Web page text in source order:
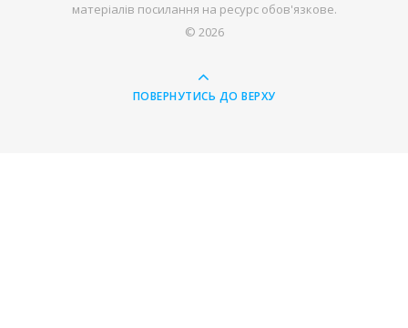
матеріалів посилання на ресурс обов'язкове.
© 2026
ПОВЕРНУТИСЬ ДО ВЕРХУ